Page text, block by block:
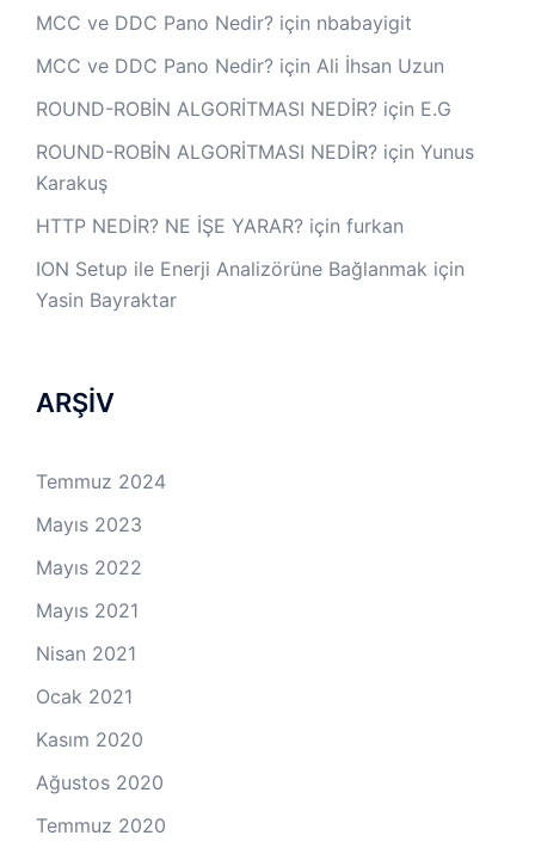
MCC ve DDC Pano Nedir? için nbabayigit
MCC ve DDC Pano Nedir? için Ali İhsan Uzun
ROUND-ROBİN ALGORİTMASI NEDİR? için E.G
ROUND-ROBİN ALGORİTMASI NEDİR? için Yunus
Karakuş
HTTP NEDİR? NE İŞE YARAR? için furkan
ION Setup ile Enerji Analizörüne Bağlanmak için
Yasin Bayraktar
ARŞİV
Temmuz 2024
Mayıs 2023
Mayıs 2022
Mayıs 2021
Nisan 2021
Ocak 2021
Kasım 2020
Ağustos 2020
Temmuz 2020